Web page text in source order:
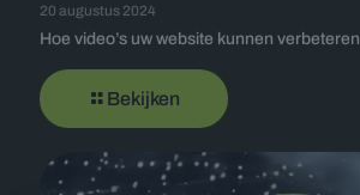
20 augustus 2024
Hoe video’s uw website kunnen verbeteren
Bekijken